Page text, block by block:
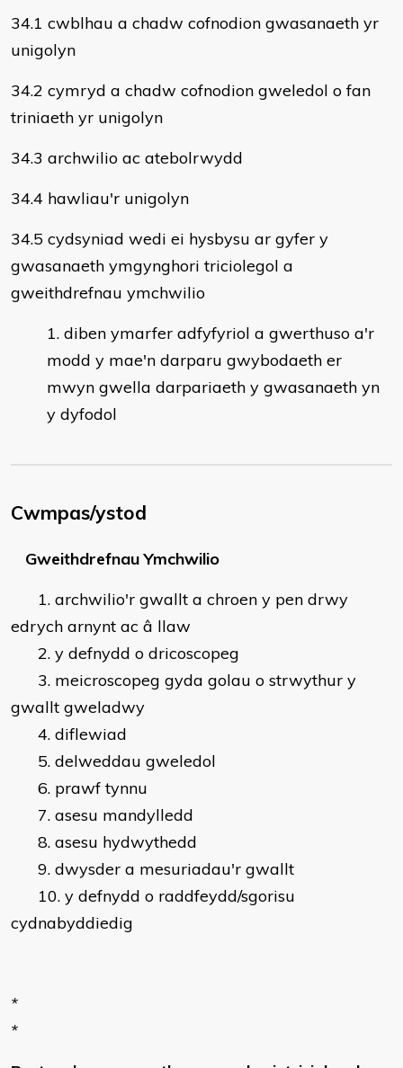
34.1 cwblhau a chadw cofnodion gwasanaeth yr
unigolyn
34.2 cymryd a chadw cofnodion gweledol o fan
triniaeth yr unigolyn
34.3 archwilio ac atebolrwydd
34.4 hawliau'r unigolyn
34.5 cydsyniad wedi ei hysbysu ar gyfer y
gwasanaeth ymgynghori triciolegol a
gweithdrefnau ymchwilio
diben ymarfer adfyfyriol a gwerthuso a'r
modd y mae'n darparu gwybodaeth er
mwyn gwella darpariaeth y gwasanaeth yn
y dyfodol
Cwmpas/ystod
Gweithdrefnau Ymchwilio
1. archwilio'r gwallt a chroen y pen drwy
edrych arnynt ac â llaw
2. y defnydd o dricoscopeg
3. meicroscopeg gyda golau o strwythur y
gwallt gweladwy
4. diflewiad
5. delweddau gweledol
6. prawf tynnu
7. asesu mandylledd
8. asesu hydwythedd
9. dwysder a mesuriadau'r gwallt
10. y defnydd o raddfeydd/sgorisu
cydnabyddiedig
*
*